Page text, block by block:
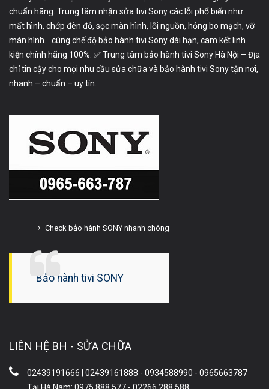
chuẩn hãng. Trung tâm nhận sửa tivi Sony các lỗi phổ biến như:
mất hình, chớp đèn đỏ, sọc màn hình, lỗi nguồn, hỏng bo mạch, vỡ
màn hình… cùng chế độ bảo hành tivi Sony dài hạn, cam kết linh
kiện chính hãng 100%. ✅ Trung tâm bảo hành tivi Sony Hà Nội – Địa
chỉ tin cậy cho mọi nhu cầu sửa chữa và bảo hành tivi Sony tận nơi,
nhanh – chuẩn – uy tín.
Check bảo hành SONY nhanh chóng
Bảo hành tivi SONY
LIÊN HỆ BH - SỬA CHỮA
02439191666 | 02439161888 - 0934588990 - 0965663787
Tại Hà Nam: 0975.888.577 - 02266.288.588